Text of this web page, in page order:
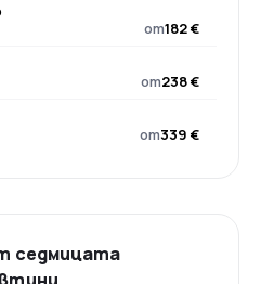
от182 €
от238 €
от339 €
седмицата